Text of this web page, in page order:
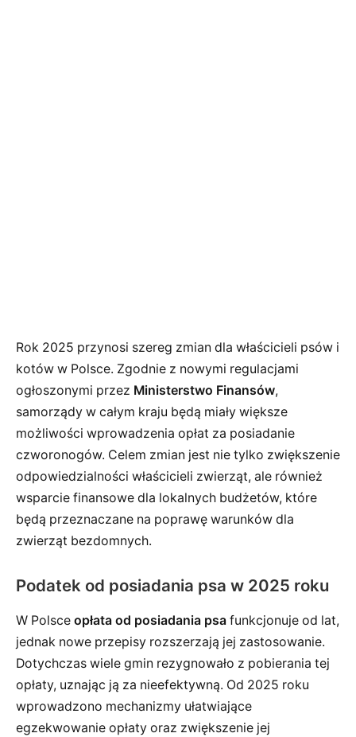
Rok 2025 przynosi szereg zmian dla właścicieli psów i
kotów w Polsce. Zgodnie z nowymi regulacjami
ogłoszonymi przez Ministerstwo Finansów,
samorządy w całym kraju będą miały większe
możliwości wprowadzenia opłat za posiadanie
czworonogów. Celem zmian jest nie tylko zwiększenie
odpowiedzialności właścicieli zwierząt, ale również
wsparcie finansowe dla lokalnych budżetów, które
będą przeznaczane na poprawę warunków dla
zwierząt bezdomnych.
Podatek od posiadania psa w 2025 roku
W Polsce opłata od posiadania psa funkcjonuje od lat,
jednak nowe przepisy rozszerzają jej zastosowanie.
Dotychczas wiele gmin rezygnowało z pobierania tej
opłaty, uznając ją za nieefektywną. Od 2025 roku
wprowadzono mechanizmy ułatwiające
egzekwowanie opłaty oraz zwiększenie jej